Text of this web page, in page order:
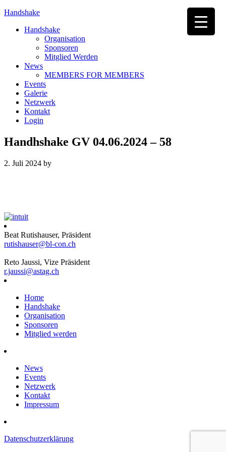
Handshake
Handshake
Organisation
Sponsoren
Mitglied Werden
News
MEMBERS FOR MEMBERS
Events
Galerie
Netzwerk
Kontakt
Login
Handhshake GV 04.06.2024 – 58
2. Juli 2024 by
Beat Rutishauser, Präsident
rutishauser@bl-con.ch
Reto Jaussi, Vize Präsident
r.jaussi@astag.ch
Home
Handshake
Organisation
Sponsoren
Mitglied werden
News
Events
Netzwerk
Kontakt
Impressum
Datenschutzerklärung